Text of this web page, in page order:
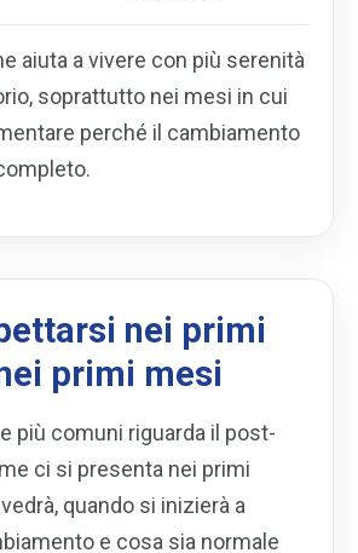
aiuta a vivere con più serenità
soprattutto nei mesi in cui
perché il cambiamento
nei primi
primi mesi
più comuni riguarda il post-
ci si presenta nei primi
quando si inizierà a
e cosa sia normale